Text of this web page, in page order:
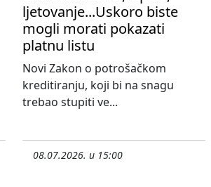
ljetovanje...Uskoro biste
mogli morati pokazati
platnu listu
Novi Zakon o potrošačkom
kreditiranju, koji bi na snagu
trebao stupiti ve...
08.07.2026. u 15:00